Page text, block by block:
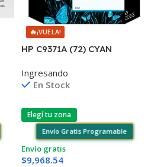
🔥¡VUELA!
HP C9371A (72) CYAN
795/790 130ML UK
Ingresando
En Stock
Elegí tu zona
Envío Gratis Programable
Envío gratis
$9,968.54